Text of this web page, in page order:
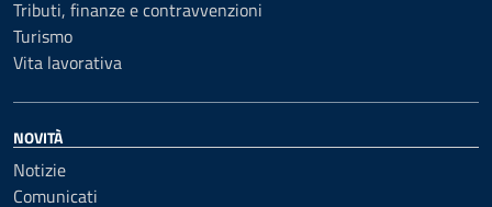
Tributi, finanze e contravvenzioni
Turismo
Vita lavorativa
NOVITÀ
Notizie
Comunicati